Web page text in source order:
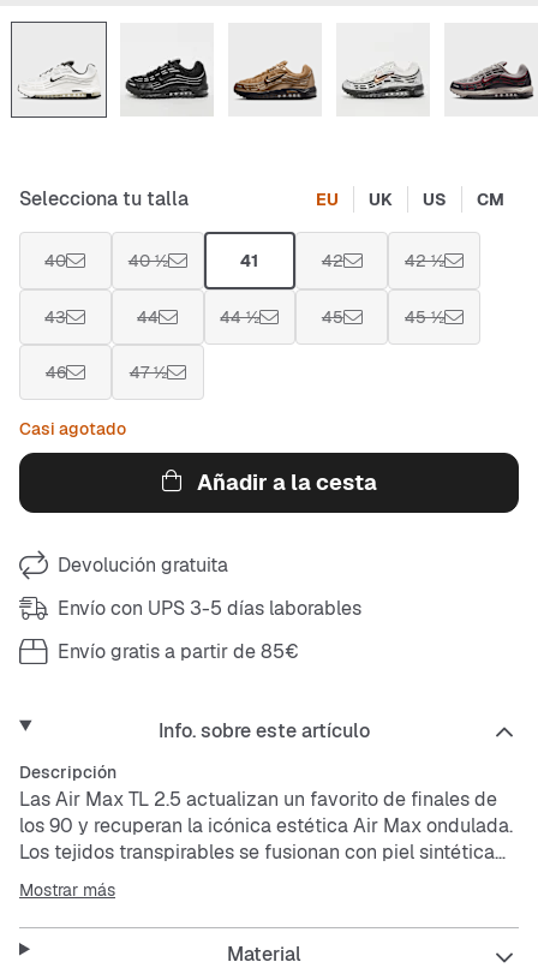
Selecciona tu talla EU UK US CM
40 40 ½ 41 42 42 ½
43 44 44 ½ 45 45 ½
46 47 ½
Casi agotado
Añadir a la cesta
Devolución gratuita
Envío con UPS 3-5 días laborables
Envío gratis a partir de 85€
Info. sobre este artículo
Descripción
Las Air Max TL 2.5 actualizan un favorito de finales de
los 90 y recuperan la icónica estética Air Max ondulada.
Los tejidos transpirables se fusionan con piel sintética
suave para ofrecer un acabado impecable, al tiempo
que la amortiguación Max Air completa aporta
elasticidad a cada pisada.
Mostrar más
Material